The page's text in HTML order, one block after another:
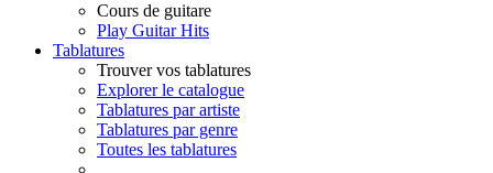
Cours de guitare
Play Guitar Hits
Tablatures
Trouver vos tablatures
Explorer le catalogue
Tablatures par artiste
Tablatures par genre
Toutes les tablatures